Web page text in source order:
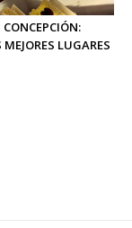
CONCEPCIÓN:
MEJORES LUGARES